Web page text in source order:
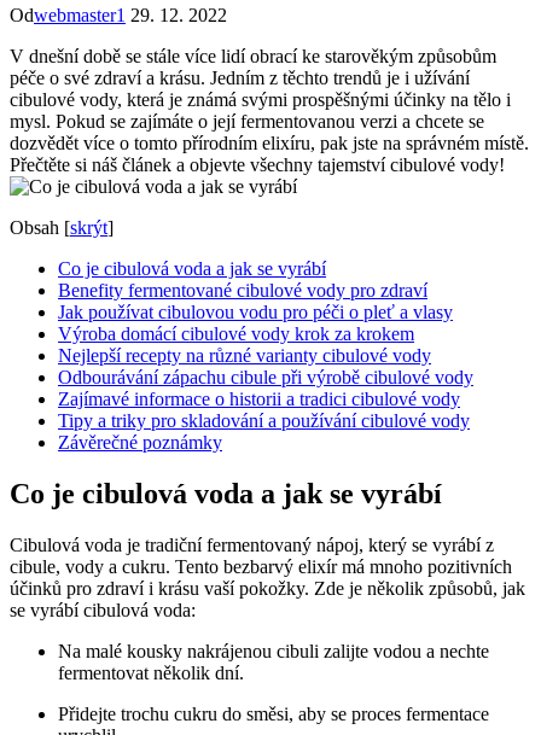
Odwebmaster1 29. 12. 2022
V dnešní době se stále více lidí obrací ke starověkým způsobům
péče o své zdraví a krásu. Jedním z těchto trendů je i užívání
cibulové vody, která je známá svými prospěšnými účinky na tělo i
mysl. Pokud se zajímáte o její fermentovanou verzi a chcete se
dozvědět více o tomto přírodním elixíru, pak jste na správném místě.
Přečtěte si náš článek a objevte všechny tajemství cibulové vody!
Obsah [skrýt]
Co je cibulová voda a jak se vyrábí
Benefity fermentované cibulové vody pro zdraví
Jak používat cibulovou vodu pro péči o pleť a vlasy
Výroba domácí cibulové vody krok za krokem
Nejlepší recepty na různé varianty cibulové vody
Odbourávání zápachu cibule při výrobě cibulové vody
Zajímavé informace o historii a tradici cibulové vody
Tipy a triky pro skladování a používání cibulové vody
Závěrečné poznámky
Co je cibulová voda a jak se vyrábí
Cibulová voda je tradiční fermentovaný nápoj, který se vyrábí z
cibule, vody a cukru. Tento bezbarvý elixír má mnoho pozitivních
účinků pro zdraví i krásu vaší pokožky. Zde je několik způsobů, jak
se vyrábí cibulová voda:
Na malé kousky nakrájenou cibuli zalijte vodou a nechte
fermentovat několik dní.
Přidejte trochu cukru do směsi, aby se proces fermentace